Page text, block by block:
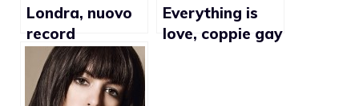
Londra, nuovo
record
mondiale per il
bacio gay più
lungo
Everything is
love, coppie gay